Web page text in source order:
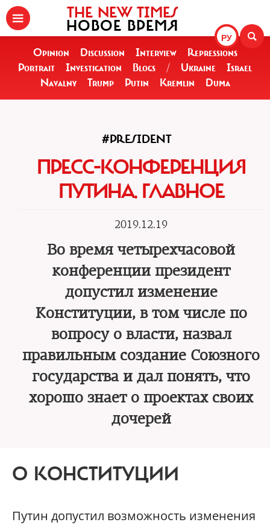
РУ
THE NEW TIMES
НОВОЕ ВРЕМЯ
Opinion Discussion Interview
Repressions
Portrait
Investigation Blogs / Ukraine
Israel
Navalny
Trump Putin Kremlin Duma
#PRESIDENT
ПРЕСС-КОНФЕРЕНЦИЯ
ПУТИНА. ГЛАВНОЕ
2019.12.19
Во время четырехчасовой
конференции президент
допустил изменение
Конституции, в том числе по
вопросу о власти, назвал
правильным создание Союзного
государства и дал понять, что
хорошо знает о проектах своих
дочерей
О КОНСТИТУЦИИ
Путин допустил возможность изменения